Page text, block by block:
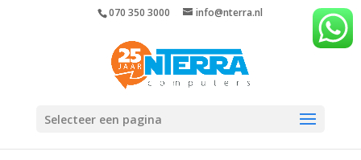
070 350 3000 info@nterra.nl
Selecteer een pagina